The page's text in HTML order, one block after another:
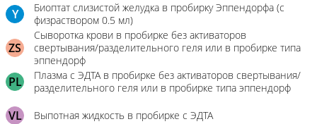
Y
Биоптат слизистой желудка в пробирку Эппендорфа (с
физраствором 0.5 мл)
ZS
Сыворотка крови в пробирке без активаторов
свертывания/разделительного геля или в пробирке типа
эппендорф
PL
Плазма с ЭДТА в пробирке без активаторов свертывания/
разделительного геля или в пробирке типа эппендорф
VL Выпотная жидкость в пробирке с ЭДТА